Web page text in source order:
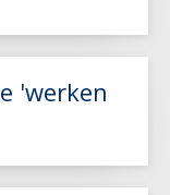
'werken